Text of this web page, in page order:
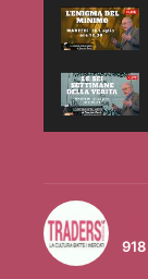
918